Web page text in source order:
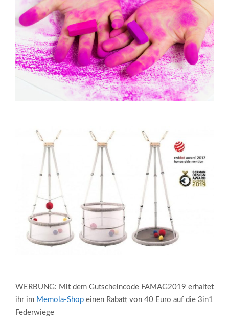
WERBUNG: Mit dem Gutscheincode FAMAG2019 erhaltet
ihr im Memola-Shop einen Rabatt von 40 Euro auf die 3in1
Federwiege